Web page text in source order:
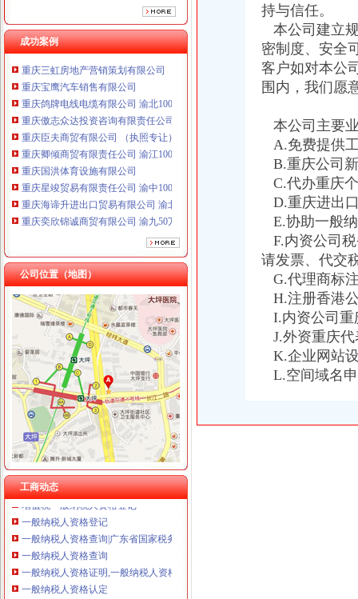
成功案例
重庆海谛升进出口贸易有限公司 渝北100万 （进出口权）
重庆奕欣锦诚商贸有限公司 渝九50万 （工商注册）
重庆信同广告有限公司 渝沙50万 （工商注册）
重庆三虹房地产营销策划有限公司
重庆宝鹰汽车销售有限公司
重庆鸽牌电线电缆有限公司 渝北10010万 (进出口权)
重庆傲志众达投资咨询有限责任公司 渝九1000万 （增资）
重庆臣夫商贸有限公司 （执照专让）
重庆卿倾商贸有限责任公司 渝江100万 （工商注册）
重庆国洪体育设施有限公司
重庆星竣贸易有限责任公司 渝中100万 （进出口权）
重庆海谛升进出口贸易有限公司 渝北100万 （进出口权）
重庆奕欣锦诚商贸有限公司 渝九50万 （工商注册）
重庆信同广告有限公司 渝沙50万 （工商注册）
重庆三虹房地产营销策划有限公司
重庆宝鹰汽车销售有限公司
公司位置（地图）
工商动态
一般纳税人资格证
苏州一般纳税人申请一般纳税人资格-苏州58同城
增值税一般纳税人资格认定-110律咨询网
一般纳税人资格证书-搜百科
山东国税门户网站一般纳税人资格查询
三证合一后,一般纳税人资格登记还提供税务登记证吗_中华会计网校_
一般纳税人资格证
一般纳税人资格证书-搜百科
增值税一般纳税人资格登记
一般纳税人资格登记
一般纳税人资格查询|广东省国家税务局（新版）
一般纳税人资格查询
一般纳税人资格证明,一般纳税人资格证书？
一般纳税人资格认定
一般纳税人资格认定
持与信任。
本公司建立
密制度、安全
客户如对本公
围内，我们愿
本公司主要
A.免费提供
B.重庆公司
C.代办重庆
D.重庆进出
E.协助一般
F.内资公司
请发票、代交
G.代理商标
H.注册香港
I.内资公司重
J.外资重庆代
K.企业网站
L.空间域名